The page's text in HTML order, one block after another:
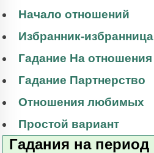
Начало отношений
Избранник-избранница
Гадание На отношения
Гадание Партнерство
Отношения любимых
Простой вариант
Гадания на период